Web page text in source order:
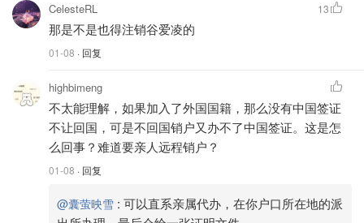
核查。
✅ 给海外华人的几点提醒
如果你已经入了外籍，却仍保留国内户口、身份证、甚至国
内房产，以下建议必须记好：
1️⃣ 不要抱侥幸心理——系统已升级，全国联网。
2️⃣ 回国前，提前注销户口。流程虽繁琐，但省心。
3️⃣ 办理时需带上护照、户口簿、身份证等材料。
CelesteRL
那是不是也得注销谷爱凌的
01-08 · 回复
13
highbimeng
不太能理解，如果加入了外国国籍，那么没有中国签证
不让回国，可是不回国销户又办不了中国签证。这是怎
么回事？难道要亲人远程销户？
01-08 · 回复
@囊萤映雪 : 可以直系亲属代办，在你户口所在地的派